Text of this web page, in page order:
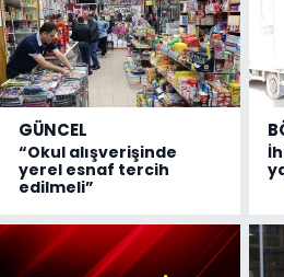
GÜNCEL
“Okul alışverişinde
yerel esnaf tercih
edilmeli”